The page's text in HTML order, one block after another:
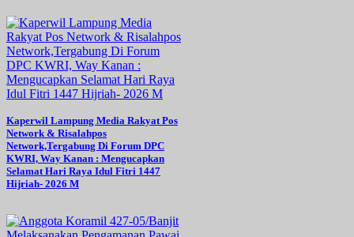
Kaperwil Lampung Media Rakyat Pos
Network & Risalahpos
Network,Tergabung Di Forum DPC
KWRI, Way Kanan : Mengucapkan
Selamat Hari Raya Idul Fitri 1447
Hijriah- 2026 M